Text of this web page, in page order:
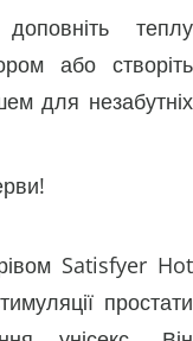
теплу
або створіть
для незабутніх
Satisfyer Hot
простати